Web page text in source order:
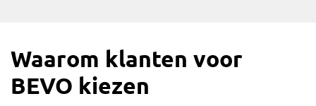
Waarom klanten voor
BEVO kiezen